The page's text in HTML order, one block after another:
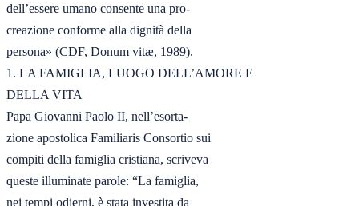
dell’essere umano consente una pro-
creazione conforme alla dignità della
persona» (CDF, Donum vitæ, 1989).
1. LA FAMIGLIA, LUOGO DELL’AMORE E
DELLA VITA
Papa Giovanni Paolo II, nell’esorta-
zione apostolica Familiaris Consortio sui
compiti della famiglia cristiana, scriveva
queste illuminate parole: “La famiglia,
nei tempi odierni, è stata investita da